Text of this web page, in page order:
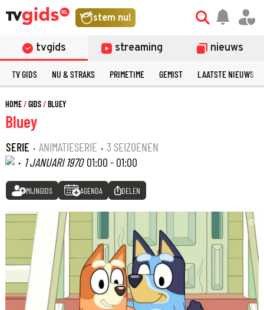
stem nu!
tvgids streaming nieuws
TV GIDS NU & STRAKS PRIMETIME GEMIST LAATSTE NIEUWS
HOME GIDS BLUEY
Bluey
SERIE · ANIMATIESERIE · 3 SEIZOENEN
· 1 JANUARI 1970 01:00 - 01:00
MIJNGIDS AGENDA DELEN
©